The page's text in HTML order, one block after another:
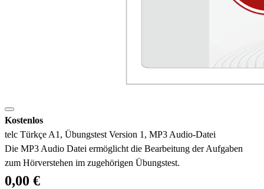
Kostenlos
telc Türkçe A1, Übungstest Version 1, MP3 Audio-Datei
Die MP3 Audio Datei ermöglicht die Bearbeitung der Aufgaben
zum Hörverstehen im zugehörigen Übungstest.
0,00 €